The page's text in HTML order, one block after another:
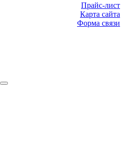
Прайс-лист
Карта сайта
Форма связи